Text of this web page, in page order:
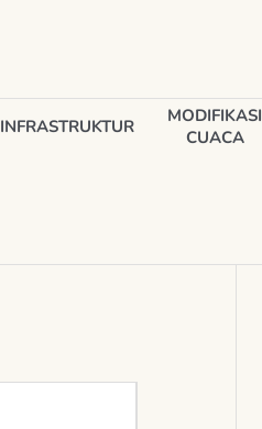
INFRASTRUKTUR
MODIFIKASI
CUACA